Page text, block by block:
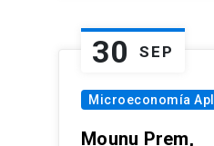
30 SEP
Microeconomía
Mounu Prem,